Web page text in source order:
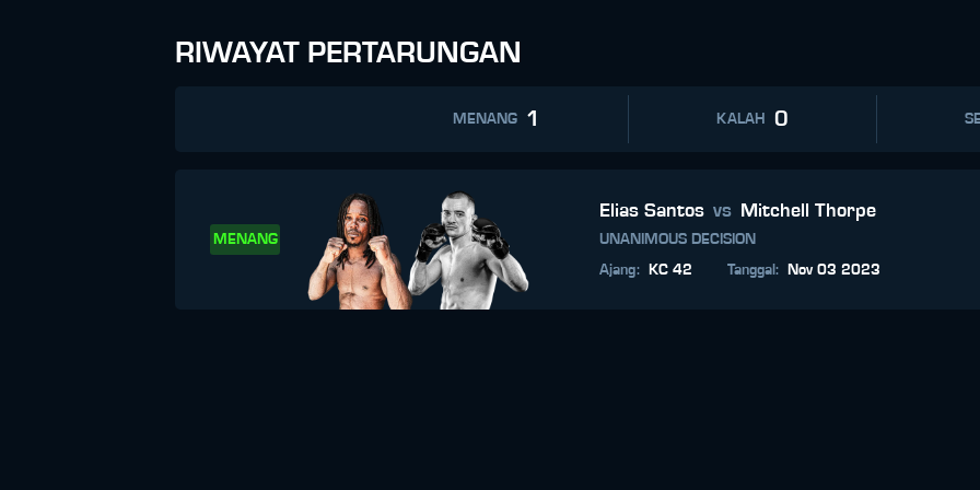
RIWAYAT PERTARUNGAN
MENANG 1 KALAH 0
MENANG
Elias Santos vs Mitchell Thorpe
UNANIMOUS DECISION
Ajang: KC 42 Tanggal : Nov 03 2023